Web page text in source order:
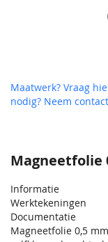
Magneetfolie
Informatie
Werktekeningen
Documentatie
Magneetfolie 0,5
Maatwerk? Vraag
nodig? Neem